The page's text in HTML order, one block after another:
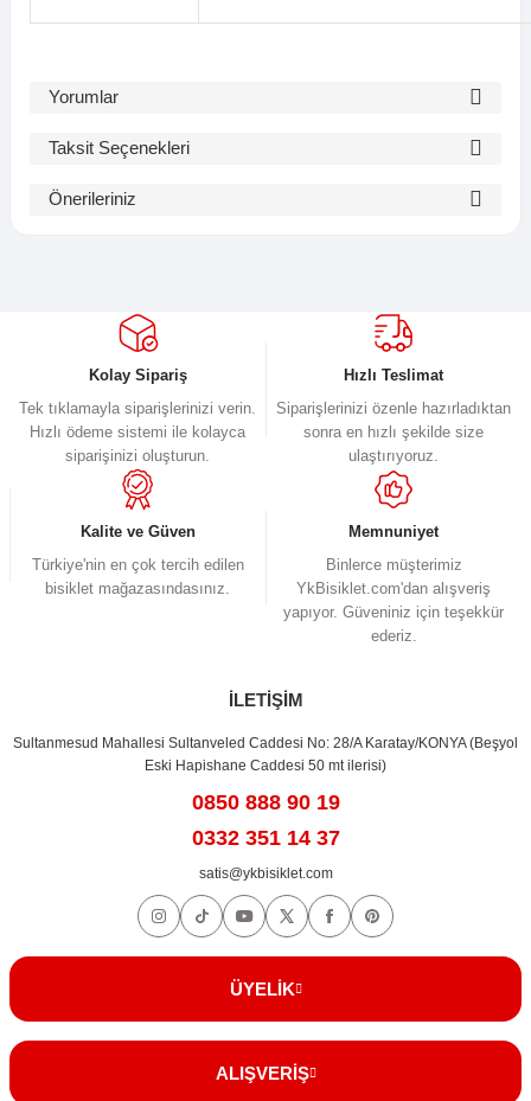
Yorumlar
Taksit Seçenekleri
Önerileriniz
Görüş ve önerileriniz için teşekkür ederiz.
Ürün resmi kalitesiz, bozuk veya görüntülenemiyor.
Ürün açıklamasında eksik bilgiler bulunuyor.
Ürün bilgilerinde hatalar bulunuyor.
Ürün fiyatı diğer sitelerden daha pahalı.
Bu ürüne benzer farklı alternatifler olmalı.
Kolay Sipariş
Tek tıklamayla siparişlerinizi verin.
Hızlı ödeme sistemi ile kolayca
siparişinizi oluşturun.
Hızlı Teslimat
Siparişlerinizi özenle hazırladıktan
sonra en hızlı şekilde size
ulaştırıyoruz.
Kalite ve Güven
Türkiye'nin en çok tercih edilen
bisiklet mağazasındasınız.
Memnuniyet
Binlerce müşterimiz
YkBisiklet.com'dan alışveriş
yapıyor. Güveniniz için teşekkür
ederiz.
İLETİŞİM
Sultanmesud Mahallesi Sultanveled Caddesi No: 28/A Karatay/KONYA (Beşyol
Eski Hapishane Caddesi 50 mt ilerisi)
0850 888 90 19
0332 351 14 37
satis@ykbisiklet.com
ÜYELİK
ALIŞVERİŞ